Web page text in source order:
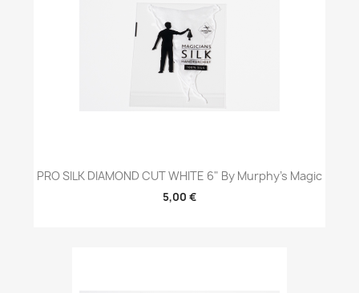
PRO SILK DIAMOND CUT WHITE 6" By Murphy's Magic
5,00 €